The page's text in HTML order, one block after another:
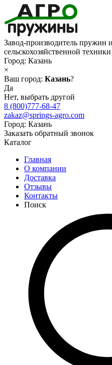
Завод-производитель пружин
сельскохозяйственной техники
Город: Казань
×
Ваш город: Казань?
Да
Нет, выбрать другой
8 (800)777-68-47
zakaz@springs-agro.com
Город: Казань
Заказать обратный звонок
Каталог
Главная
О компании
Доставка
Отзывы
Контакты
Поиск